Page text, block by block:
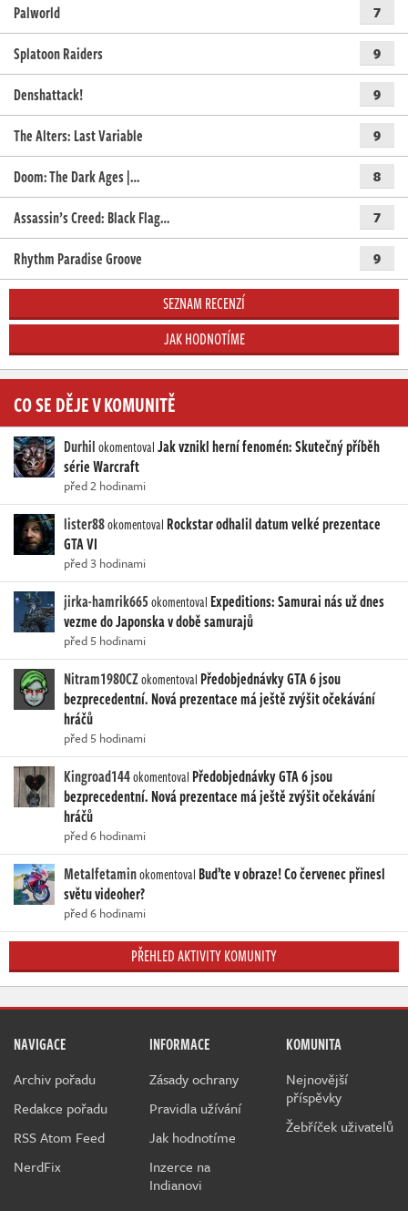
Palworld 7
Splatoon Raiders 9
Denshattack! 9
The Alters: Last Variable 9
Doom: The Dark Ages |… 8
Assassin’s Creed: Black Flag… 7
Rhythm Paradise Groove 9
SEZNAM RECENZÍ
JAK HODNOTÍME
CO SE DĚJE V KOMUNITĚ
DurhilokomentovalJak vznikl herní fenomén: Skutečný příběh
série Warcraft
před 2 hodinami
lister88okomentoval Rockstar odhalil datum velké prezentace
GTA VI
před 3 hodinami
jirka-hamrik665okomentoval Expeditions: Samurai nás už dnes
vezme do Japonska v době samurajů
před 5 hodinami
Nitram1980CZokomentoval Předobjednávky GTA 6 jsou
bezprecedentní. Nová prezentace má ještě zvýšit očekávání
hráčů
před 5 hodinami
Kingroad144okomentoval Předobjednávky GTA 6 jsou
bezprecedentní. Nová prezentace má ještě zvýšit očekávání
hráčů
před 6 hodinami
Metalfetaminokomentoval Buďte v obraze! Co červenec přinesl
světu videoher?
před 6 hodinami
PŘEHLED AKTIVITY KOMUNITY
NAVIGACE
Archiv pořadu
Redakce pořadu
RSS Atom Feed
NerdFix
INFORMACE
Zásady ochrany
Pravidla užívání
Jak hodnotíme
Inzerce na
Indianovi
KOMUNITA
Nejnovější
příspěvky
Žebříček uživatelů